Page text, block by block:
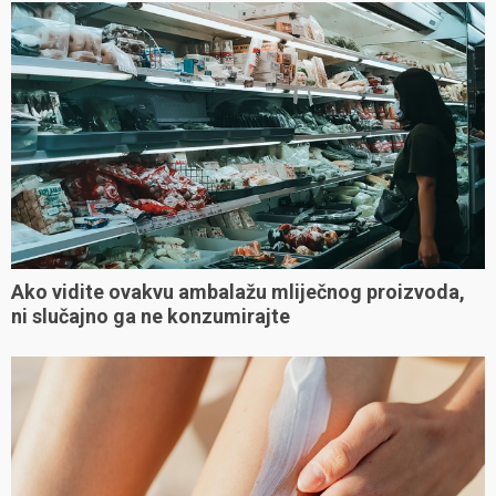
Ako vidite ovakvu ambalažu mliječnog proizvoda,
ni slučajno ga ne konzumirajte